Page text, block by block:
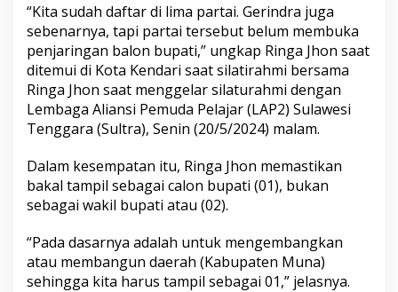
n
“Kita sudah daftar di lima partai. Gerindra juga
sebenarnya, tapi partai tersebut belum membuka
penjaringan balon bupati,” ungkap Ringa Jhon saat
ditemui di Kota Kendari saat silatirahmi bersama
Ringa Jhon saat menggelar silaturahmi dengan
Lembaga Aliansi Pemuda Pelajar (LAP2) Sulawesi
Tenggara (Sultra), Senin (20/5/2024) malam.
Dalam kesempatan itu, Ringa Jhon memastikan
bakal tampil sebagai calon bupati (01), bukan
sebagai wakil bupati atau (02).
“Pada dasarnya adalah untuk mengembangkan
atau membangun daerah (Kabupaten Muna)
sehingga kita harus tampil sebagai 01,” jelasnya.